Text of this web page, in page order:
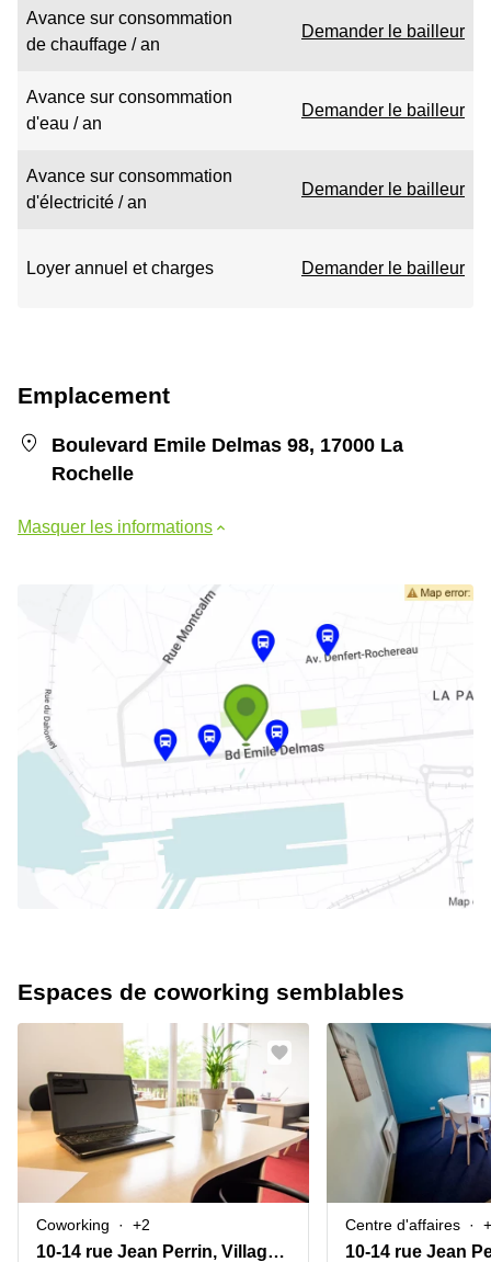
Avance sur consommation
de chauffage / an
Demander le bailleur
Avance sur consommation
d'eau / an
Demander le bailleur
Avance sur consommation
d'électricité / an
Demander le bailleur
Loyer annuel et charges Demander le bailleur
Emplacement
Boulevard Emile Delmas 98, 17000 La
Rochelle
Masquer les informations
Espaces de coworking semblables
Coworking +2
10-14 rue Jean Perrin, Village Informatique
Centre d'affaires